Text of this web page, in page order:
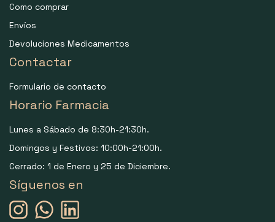
Como comprar
Envíos
Devoluciones Medicamentos
Contactar
Formulario de contacto
Horario Farmacia
Lunes a Sábado de 8:30h-21:30h.
Domingos y Festivos: 10:00h-21:00h.
Cerrado: 1 de Enero y 25 de Diciembre.
Síguenos en